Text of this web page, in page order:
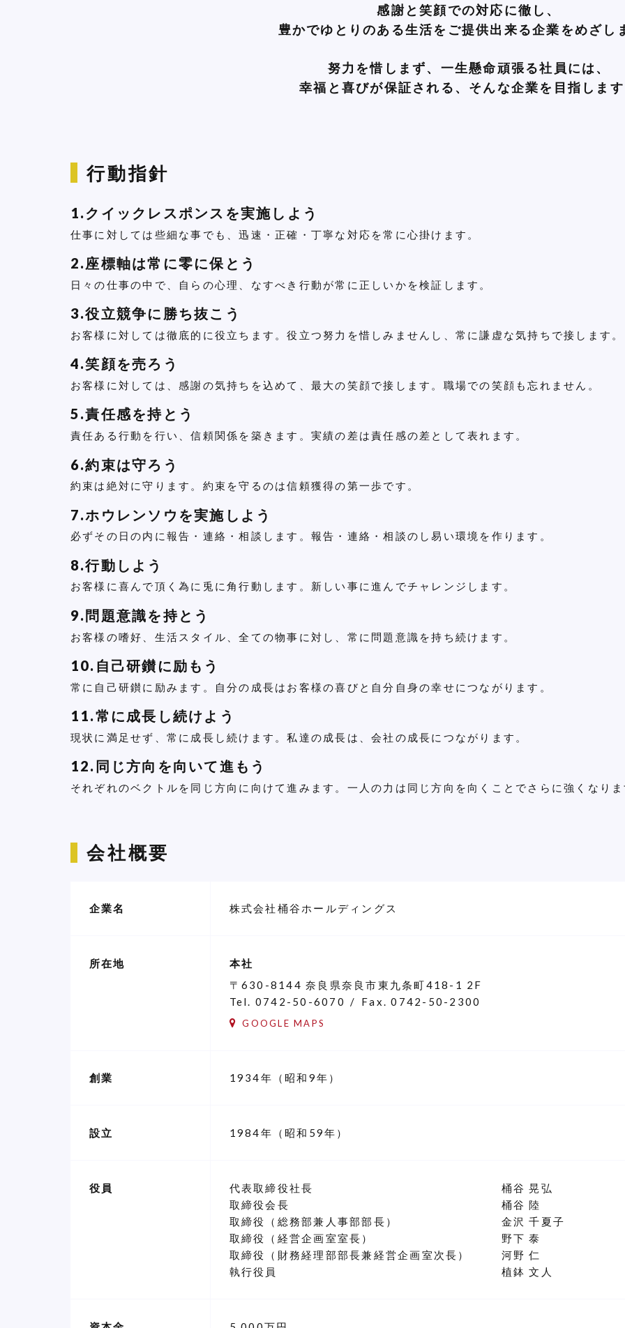
感謝と笑顔での対応に徹し、
豊かでゆとりのある生活をご提供出来る企業をめざし
努力を惜しまず、一生懸命頑張る社員には、
幸福と喜びが保証される、そんな企業を目指しま
行動指針
1.クイックレスポンスを実施しよう
仕事に対しては些細な事でも、迅速・正確・丁寧な対応を常に心掛けます。
2.座標軸は常に零に保とう
日々の仕事の中で、自らの心理、なすべき行動が常に正しいかを検証します。
3.役立競争に勝ち抜こう
お客様に対しては徹底的に役立ちます。役立つ努力を惜しみませんし、常に謙虚な気持ちで接します。
4.笑顔を売ろう
お客様に対しては、感謝の気持ちを込めて、最大の笑顔で接します。職場での笑顔も忘れません。
5.責任感を持とう
責任ある行動を行い、信頼関係を築きます。実績の差は責任感の差として表れます。
6.約束は守ろう
約束は絶対に守ります。約束を守るのは信頼獲得の第一歩です。
7.ホウレンソウを実施しよう
必ずその日の内に報告・連絡・相談します。報告・連絡・相談のし易い環境を作ります。
8.行動しよう
お客様に喜んで頂く為に兎に角行動します。新しい事に進んでチャレンジします。
9.問題意識を持とう
お客様の嗜好、生活スタイル、全ての物事に対し、常に問題意識を持ち続けます。
10.自己研鑚に励もう
常に自己研鑚に励みます。自分の成長はお客様の喜びと自分自身の幸せにつながります。
11.常に成長し続けよう
現状に満足せず、常に成長し続けます。私達の成長は、会社の成長につながります。
12.同じ方向を向いて進もう
それぞれのベクトルを同じ方向に向けて進みます。一人の力は同じ方向を向くことでさらに強くなり
会社概要
企業名 株式会社桶谷ホールディングス
所在地
本社
〒630-8144 奈良県奈良市東九条町418-1 2F
Tel. 0742-50-6070 Fax. 0742-50-2300
GOOGLE MAPS
創業 1934年（昭和9年）
設立 1984年（昭和59年）
役員 代表取締役社長
桶谷 晃弘
取締役会長
桶谷 陸
取締役（総務部兼人事部部長）
金沢 千夏子
取締役（経営企画室室長）
野下 泰
取締役（財務経理部部長兼経営企画室次長）
河野 仁
執行役員
植鉢 文人